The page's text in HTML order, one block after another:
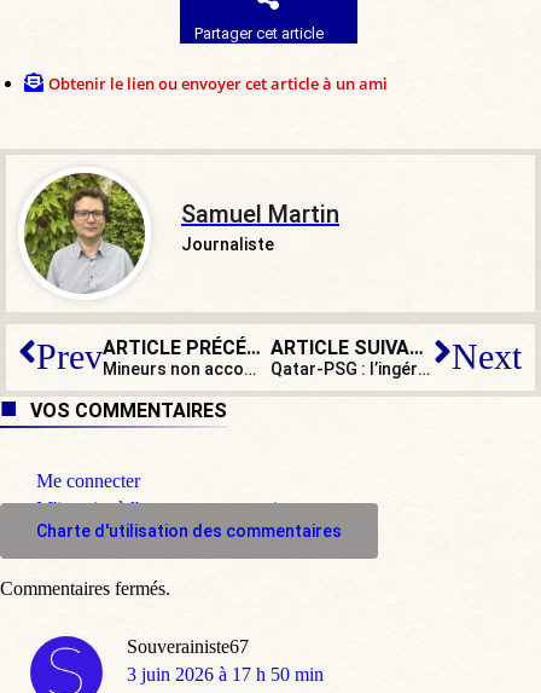
Partager cet article
Obtenir le lien ou envoyer cet article à un ami
Samuel Martin
Journaliste
Prev ARTICLE PRÉCÉDENT
Mineurs non accompagnés : les non-dits du département des Yvelines
ARTICLE SUIVANT
Qatar-PSG : l’ingérence qui passe crème Next
VOS COMMENTAIRES
Me connecter
M'inscrire à l'espace commentaire
Charte d'utilisation des commentaires
Souverainiste67
dit
3 juin 2026 à 17 h 50 min
Commentaires fermés.